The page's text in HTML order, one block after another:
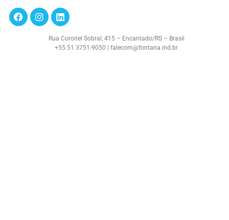
Rua Coronel Sobral, 415 – Encantado/RS – Brasil
+55 51 3751-9050 | falecom@fontana.ind.br